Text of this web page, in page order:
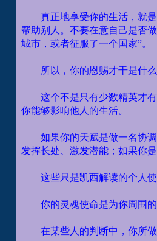
真正地享受你的生活，就
帮助别人。不要在意自己是否
城市，或者征服了一个国家”。
所以，你的恩赐才干是什
这个不是只有少数精英才
你能够影响他人的生活。
如果你的天赋是做一名协
发挥长处、激发潜能；如果你
这些只是凯西解读的个人
你的灵魂使命是为你周围
在某些人的判断中，你所